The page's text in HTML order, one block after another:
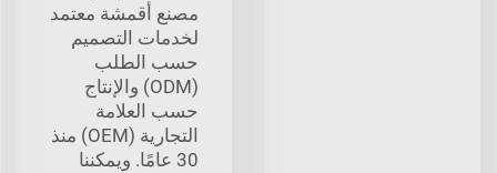
مصنع أقمشة معتمد
لخدمات التصميم
حسب الطلب
(ODM) والإنتاج
حسب العلامة
التجارية (OEM) منذ
30 عامًا. ويمكننا